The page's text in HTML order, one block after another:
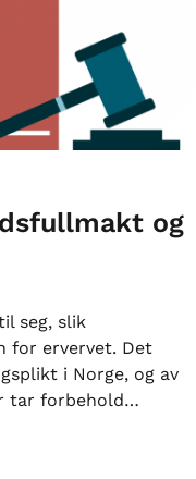
og
seg, slik
for ervervet. Det
i Norge, og av
tar forbehold…